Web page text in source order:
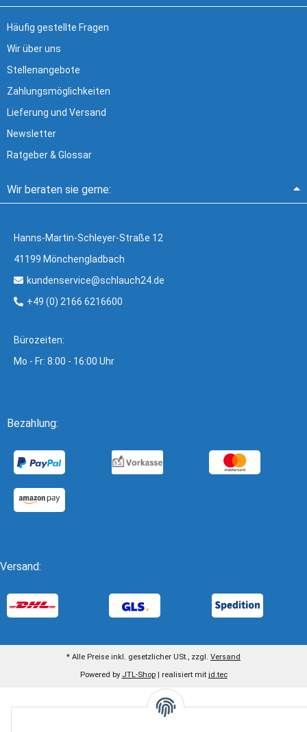
Häufig gestellte Fragen
Wir über uns
Stellenangebote
Zahlungsmöglichkeiten
Lieferung und Versand
Newsletter
Ratgeber & Glossar
Wir beraten sie gerne:
Hanns-Martin-Schleyer-Straße 12
41199 Mönchengladbach
kundenservice@schlauch24.de
+49 (0) 2166 6216600
Bürozeiten:
Mo - Fr: 8:00 - 16:00 Uhr
Bezahlung:
Versand:
* Alle Preise inkl. gesetzlicher USt., zzgl. Versand
Powered by JTL-Shop | realisiert mit jd.tec